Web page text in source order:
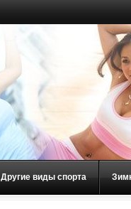
Другие виды спорта